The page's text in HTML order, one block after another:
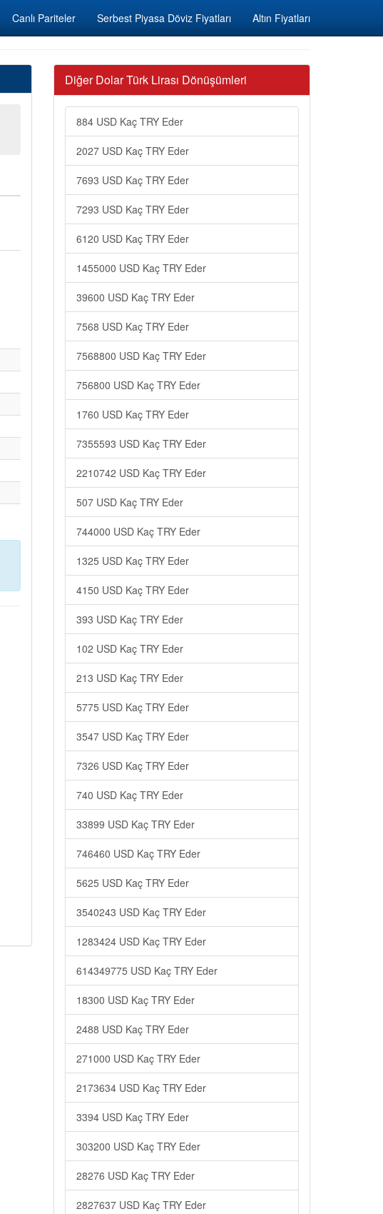
Canlı Pariteler Serbest Piyasa Döviz Fiyatları Altın Fiyatları
Diğer Dolar Türk Lirası Dönüşümleri
884 USD Kaç TRY Eder
2027 USD Kaç TRY Eder
7693 USD Kaç TRY Eder
7293 USD Kaç TRY Eder
6120 USD Kaç TRY Eder
1455000 USD Kaç TRY Eder
39600 USD Kaç TRY Eder
7568 USD Kaç TRY Eder
7568800 USD Kaç TRY Eder
756800 USD Kaç TRY Eder
1760 USD Kaç TRY Eder
7355593 USD Kaç TRY Eder
2210742 USD Kaç TRY Eder
507 USD Kaç TRY Eder
744000 USD Kaç TRY Eder
1325 USD Kaç TRY Eder
4150 USD Kaç TRY Eder
393 USD Kaç TRY Eder
102 USD Kaç TRY Eder
213 USD Kaç TRY Eder
5775 USD Kaç TRY Eder
3547 USD Kaç TRY Eder
7326 USD Kaç TRY Eder
740 USD Kaç TRY Eder
33899 USD Kaç TRY Eder
746460 USD Kaç TRY Eder
5625 USD Kaç TRY Eder
3540243 USD Kaç TRY Eder
1283424 USD Kaç TRY Eder
614349775 USD Kaç TRY Eder
18300 USD Kaç TRY Eder
2488 USD Kaç TRY Eder
271000 USD Kaç TRY Eder
2173634 USD Kaç TRY Eder
3394 USD Kaç TRY Eder
303200 USD Kaç TRY Eder
28276 USD Kaç TRY Eder
2827637 USD Kaç TRY Eder